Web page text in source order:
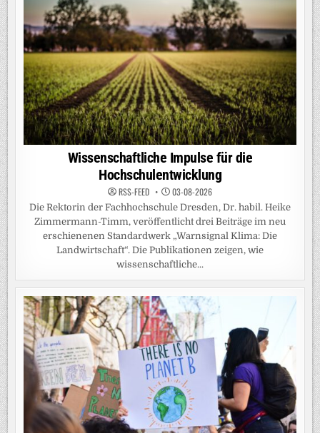
Wissenschaftliche Impulse für die
Hochschulentwicklung
RSS-FEED 03-08-2026
Die Rektorin der Fachhochschule Dresden, Dr. habil. Heike
Zimmermann-Timm, veröffentlicht drei Beiträge im neu
erschienenen Standardwerk „Warnsignal Klima: Die
Landwirtschaft“. Die Publikationen zeigen, wie
wissenschaftliche...